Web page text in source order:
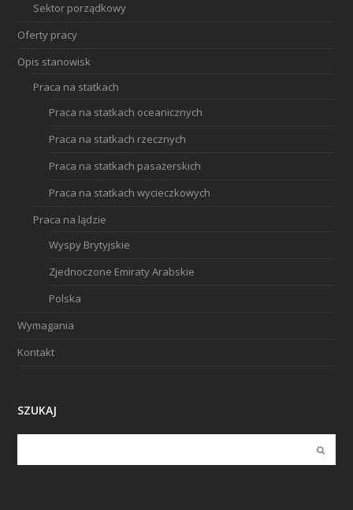
Sektor porządkowy
Oferty pracy
Opis stanowisk
Praca na statkach
Praca na statkach oceanicznych
Praca na statkach rzecznych
Praca na statkach pasażerskich
Praca na statkach wycieczkowych
Praca na lądzie
Wyspy Brytyjskie
Zjednoczone Emiraty Arabskie
Polska
Wymagania
Kontakt
SZUKAJ
Submit